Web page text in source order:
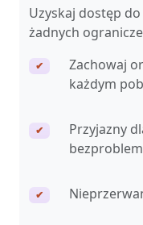
Uzyskaj dostęp
żadnych
✔
Zachowaj
każdym
✔
Przyjazny
✔